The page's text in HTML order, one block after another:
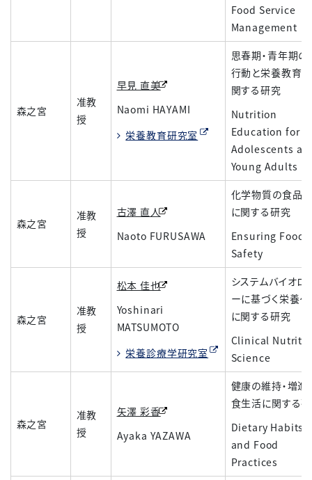
Food Service
Management
森之宮
准教
授
早見 直美
Naomi HAYAMI
栄養教育研究室
思春期・青年期の
行動と栄養教育
関する研究
Nutrition
Education for
Adolescents
Young Adults
森之宮
准教
授
古澤 直人
Naoto FURUSAWA
化学物質の食品
に関する研究
Ensuring Food
Safety
森之宮
准教
授
松本 佳也
Yoshinari
MATSUMOTO
栄養診療学研究室
システムバイオロ
ーに基づく栄養ケ
に関する研究
Clinical
Science
森之宮
准教
授
矢澤 彩香
Ayaka YAZAWA
健康の維持・増進
食生活に関する
Dietary Habits
and Food
Practices